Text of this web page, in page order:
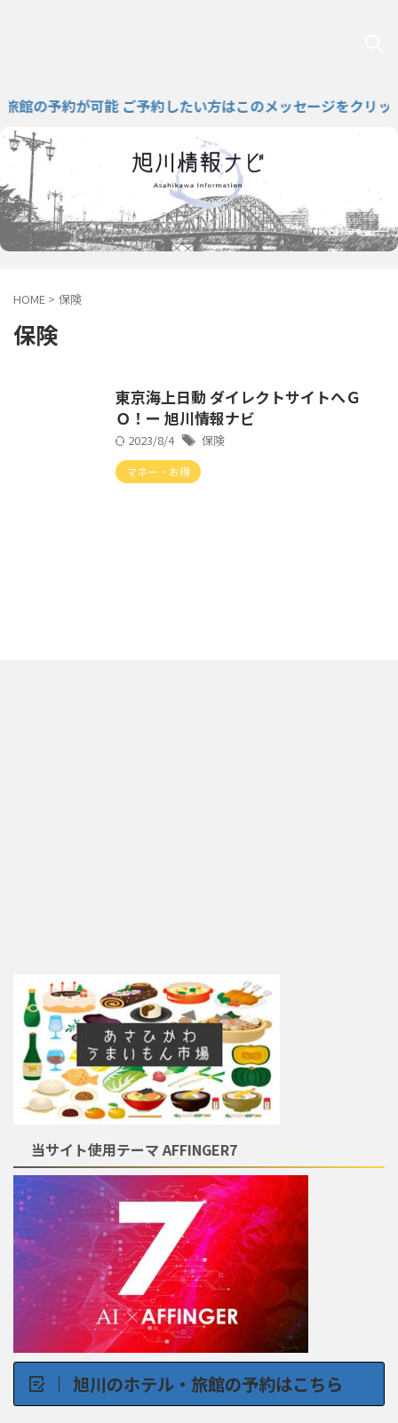
の予約が可能 ご予約したい方はこのメッセージをクリック
HOME > 保険
保険
東京海上日動 ダイレクトサイトへＧ
Ｏ！ー 旭川情報ナビ
2023/8/4 保険
マネー・お得
当サイト使用テーマ AFFINGER7
旭川のホテル・旅館の予約はこちら